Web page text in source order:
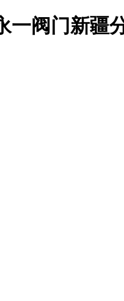
一阀门新疆